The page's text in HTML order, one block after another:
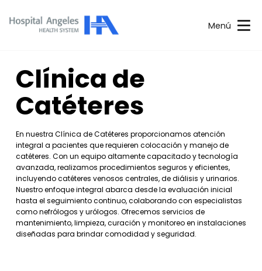
Menú
Clínica de
Catéteres
En nuestra Clínica de Catéteres proporcionamos atención
integral a pacientes que requieren colocación y manejo de
catéteres. Con un equipo altamente capacitado y tecnología
avanzada, realizamos procedimientos seguros y eficientes,
incluyendo catéteres venosos centrales, de diálisis y urinarios.
Nuestro enfoque integral abarca desde la evaluación inicial
hasta el seguimiento continuo, colaborando con especialistas
como nefrólogos y urólogos. Ofrecemos servicios de
mantenimiento, limpieza, curación y monitoreo en instalaciones
diseñadas para brindar comodidad y seguridad.